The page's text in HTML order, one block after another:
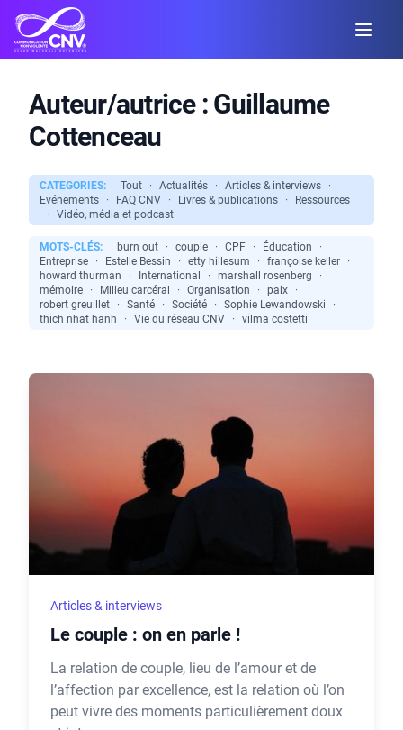
Auteur/autrice : Guillaume
Cottenceau
CATEGORIES: Tout · Actualités · Articles & interviews
·
Evénements
· FAQ CNV · Livres & publications ·
Ressources
·
Vidéo, média et podcast
MOTS-CLÉS: burn out · couple · CPF · Éducation
·
Entreprise
· Estelle Bessin · etty hillesum · françoise keller
·
howard thurman
· International · marshall rosenberg
·
mémoire
· Milieu carcéral · Organisation · paix
·
robert greuillet
· Santé · Société · Sophie Lewandowski
·
thich nhat hanh
· Vie du réseau CNV · vilma costetti
Articles & interviews
Le couple : on en parle !
La relation de couple, lieu de l’amour et de
l’affection par excellence, est la relation où l’on
peut vivre des moments particulièrement doux